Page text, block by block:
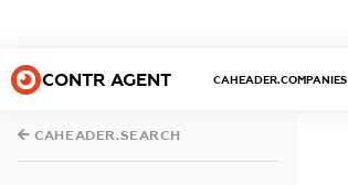
CONTR AGENT CAHEADER.COMPANIES
CAHEADER.SEARCH